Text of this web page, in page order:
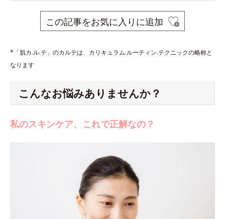
この記事をお気に入りに追加
*「肌カ.ル.テ」のカルテは、カリキュラム.ルーティン.テクニックの略称と
なります
こんなお悩みありませんか？
私のスキンケア、これで正解なの？